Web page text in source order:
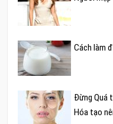
Cách làm
Đừng Quá
Hóa tạo